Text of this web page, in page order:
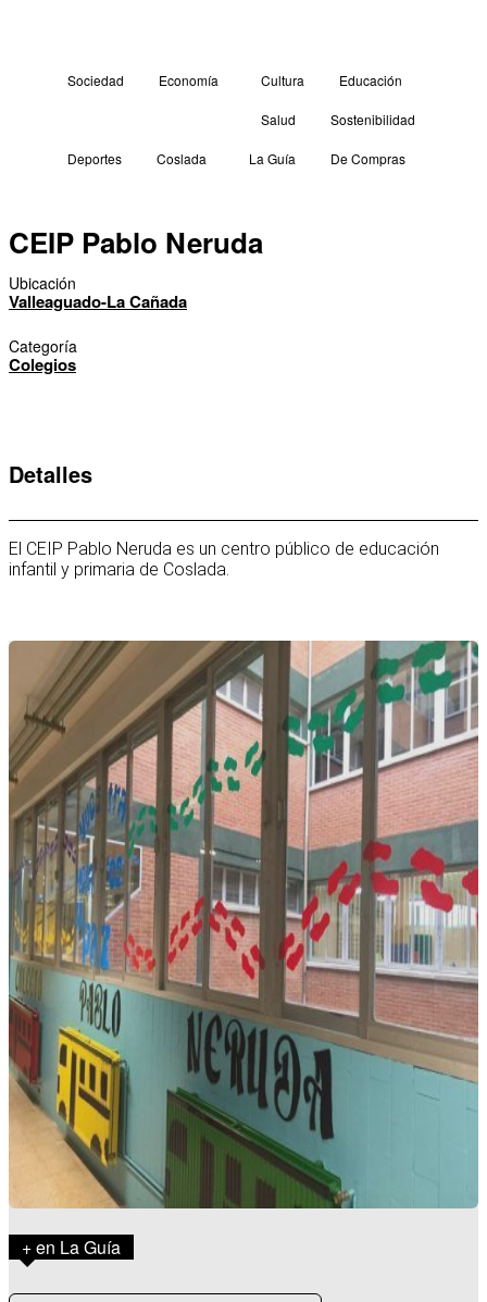
Sociedad Economía Cultura Educación
Salud Sostenibilidad
Deportes Coslada La Guía De Compras
CEIP Pablo Neruda
Ubicación
Valleaguado-La Cañada
Categoría
Colegios
Detalles
El CEIP Pablo Neruda es un centro público de educación
infantil y primaria de Coslada.
+ en La Guía